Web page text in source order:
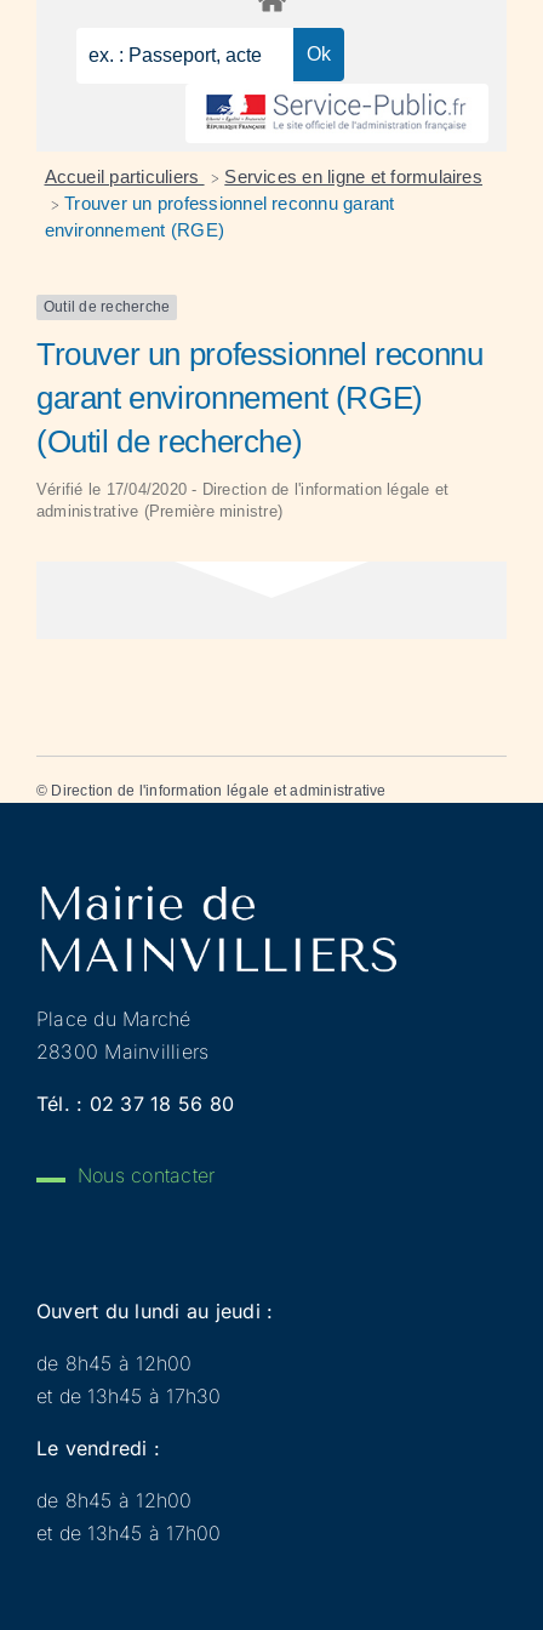
Accueil particuliers > Services en ligne et formulaires
> Trouver un professionnel reconnu garant
environnement (RGE)
Outil de recherche
Trouver un professionnel reconnu
garant environnement (RGE)
(Outil de recherche)
Vérifié le 17/04/2020 - Direction de l'information légale et
administrative (Première ministre)
© Direction de l'information légale et administrative
Place du Marché
28300 Mainvilliers
Tél. : 02 37 18 56 80
Nous contacter
Ouvert du lundi au jeudi :
de 8h45 à 12h00
et de 13h45 à 17h30
Le vendredi :
de 8h45 à 12h00
et de 13h45 à 17h00